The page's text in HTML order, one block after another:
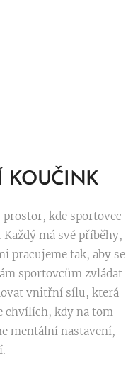
KOUČINK
kde sportovec
má své příběhy,
pracujeme tak, aby se
sportovcům zvládat
vnitřní sílu, která
chvílích, kdy na tom
mentální nastavení,